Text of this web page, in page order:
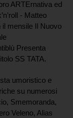
ARTErnativa ed
- Matteo
il mensile Il Nuovo
Presenta
SS TATA.
umoristico e
su numerosi
Smemoranda,
Veleno, Alias